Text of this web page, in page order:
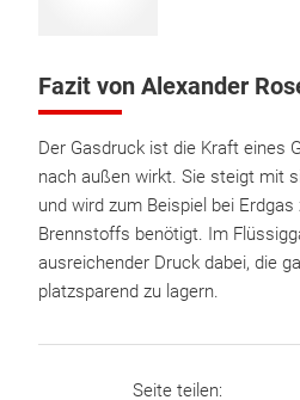
Fazit von Alexander
Der Gasdruck ist die Kraft eines
nach außen wirkt. Sie steigt mit
und wird zum Beispiel bei
Brennstoffs benötigt. Im
ausreichender Druck dabei, die
platzsparend zu lagern.
Seite teilen: